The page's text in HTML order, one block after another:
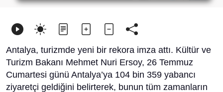
Antalya, turizmde yeni bir rekora imza attı. Kültür ve
Turizm Bakanı Mehmet Nuri Ersoy, 26 Temmuz
Cumartesi günü Antalya’ya 104 bin 359 yabancı
ziyaretçi geldiğini belirterek, bunun tüm zamanların